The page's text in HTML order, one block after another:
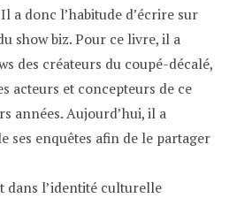
a donc l’habitude d’écrire sur
show biz. Pour ce livre, il a
des créateurs du coupé-décalé,
acteurs et concepteurs de ce
années. Aujourd’hui, il a
ses enquêtes afin de le partager
dans l’identité culturelle